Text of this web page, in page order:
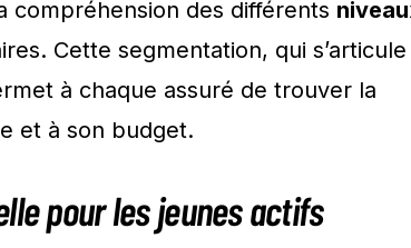
compréhension des différents
Cette segmentation, qui s’articule
à chaque assuré de trouver la
et à son budget.
pour les jeunes actifs